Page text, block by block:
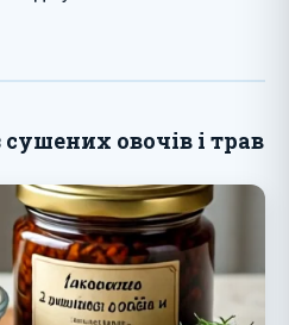
сушених овочів і трав